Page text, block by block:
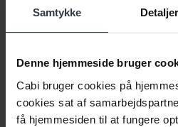
Samtykke Detaljer
Denne hjemmeside bruger
Cabi bruger cookies på
cookies sat af
få hjemmesiden til at fungere